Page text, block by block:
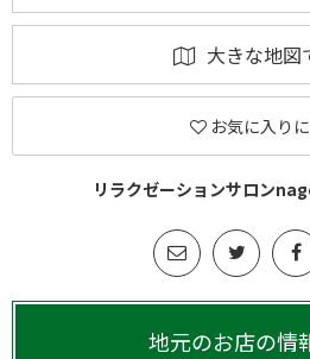
大きな地図
お気に入り
リラクゼーションサロン
地元のお店の情